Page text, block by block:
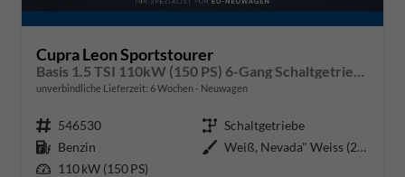
Cupra Leon Sportstourer
unverbindliche Lieferzeit: 6 Wochen Neuwagen
Fahrzeugnr. 546530 Getriebe Schaltgetriebe
Kraftstoff Benzin Außenfarbe
Weiß, Nevada" Weiss (2Y)"
Leistung 110 kW (150 PS)